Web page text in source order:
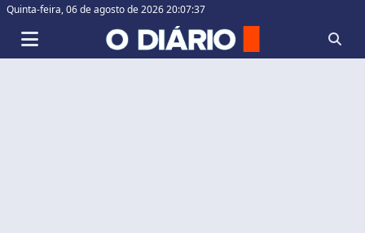
Quinta-feira,06 de agosto de 2026 20:07:38